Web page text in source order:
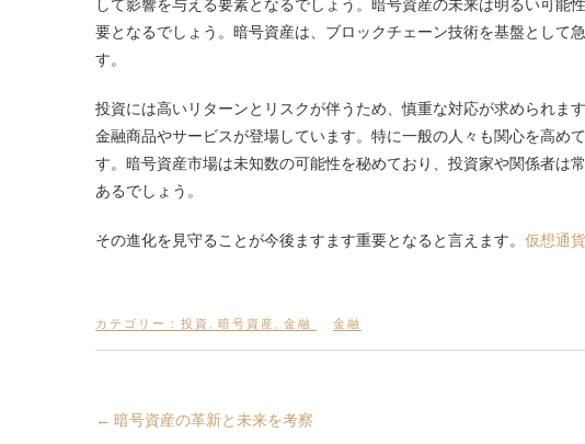
して影響を与える要素となるでしょう。暗号資産の未来は明るい可
要となるでしょう。暗号資産は、ブロックチェーン技術を基盤として
す。
投資には高いリターンとリスクが伴うため、慎重な対応が求められま
金融商品やサービスが登場しています。特に一般の人々も関心を高め
す。暗号資産市場は未知数の可能性を秘めており、投資家や関係者は
あるでしょう。
その進化を見守ることが今後ますます重要となると言えます。 仮想通
カテゴリー : 投資 暗号資産 金融 金融
← 暗号資産の革新と未来を考察